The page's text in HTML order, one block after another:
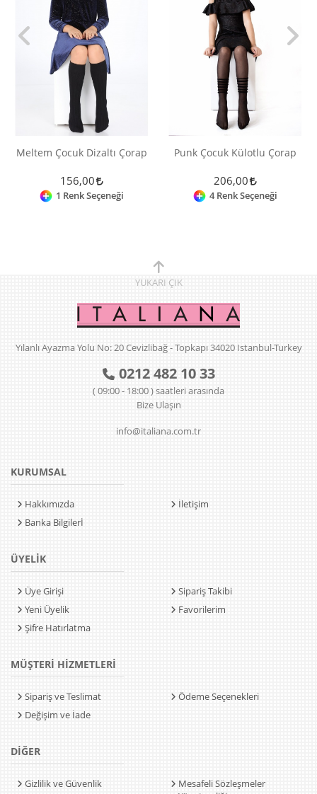
Meltem Çocuk Dizaltı Çorap
156,00
1 Renk Seçeneği
Punk Çocuk Külotlu Çorap
206,00
4 Renk Seçeneği
YUKARI ÇIK
Yılanlı Ayazma Yolu No: 20 Cevizlibağ - Topkapı 34020 Istanbul-Turkey
0212 482 10 33
( 09:00 - 18:00 ) saatleri arasında
Bize Ulaşın
info@italiana.com.tr
KURUMSAL
Hakkımızda
Banka Bilgilerİ
İletişim
ÜYELİK
Üye Girişi
Yeni Üyelik
Şifre Hatırlatma
Sipariş Takibi
Favorilerim
MÜŞTERİ HİZMETLERİ
Sipariş ve Teslimat
Değişim ve İade
Ödeme Seçenekleri
DİĞER
Gizlilik ve Güvenlik
Mesafeli Sözleşmeler